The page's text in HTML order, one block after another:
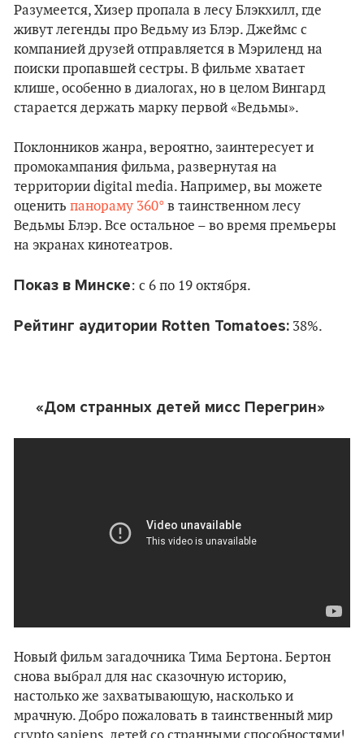
Разумеется, Хизер пропала в лесу Блэкхилл, где
живут легенды про Ведьму из Блэр. Джеймс с
компанией друзей отправляется в Мэриленд на
поиски пропавшей сестры. В фильме хватает
клише, особенно в диалогах, но в целом Вингард
старается держать марку первой «Ведьмы».
Поклонников жанра, вероятно, заинтересует и
промокампания фильма, развернутая на
территории digital media. Например, вы можете
оценить панораму 360° в таинственном лесу
Ведьмы Блэр. Все остальное – во время премьеры
на экранах кинотеатров.
Показ в Минске: c 6 по 19 октября.
Рейтинг аудитории Rotten Tomatoes: 38%.
«Дом странных детей мисс Перегрин»
Новый фильм загадочника Тима Бертона. Бертон
снова выбрал для нас сказочную историю,
настолько же захватывающую, насколько и
мрачную. Добро пожаловать в таинственный мир